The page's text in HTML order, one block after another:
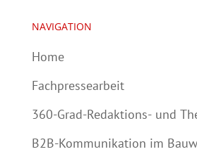
NAVIGATION
Home
Fachpressearbeit
360-Grad-Redaktions- und
B2B-Kommunikation im